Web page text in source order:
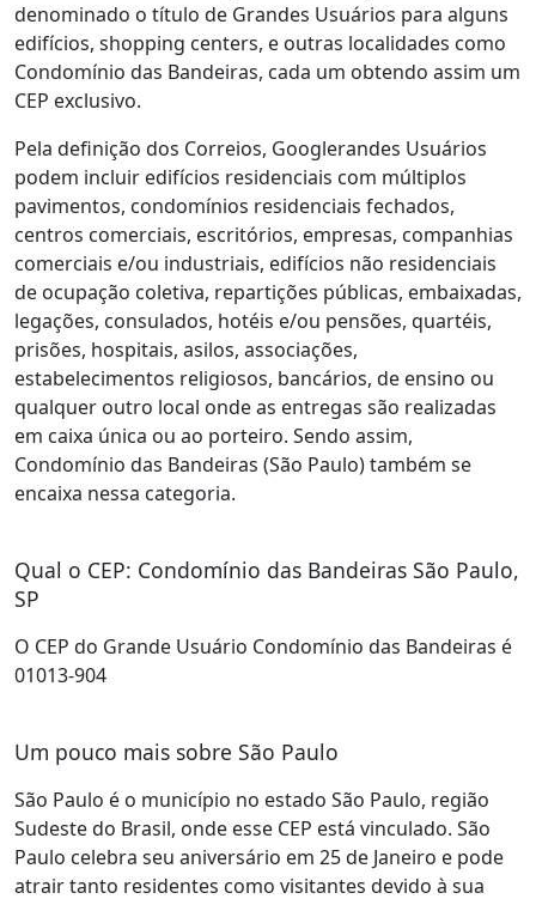
denominado o título de Grandes Usuários para alguns
edifícios, shopping centers, e outras localidades como
Condomínio das Bandeiras, cada um obtendo assim um
CEP exclusivo.
Pela definição dos Correios, Googlerandes Usuários
podem incluir edifícios residenciais com múltiplos
pavimentos, condomínios residenciais fechados,
centros comerciais, escritórios, empresas, companhias
comerciais e/ou industriais, edifícios não residenciais
de ocupação coletiva, repartições públicas, embaixadas,
legações, consulados, hotéis e/ou pensões, quartéis,
prisões, hospitais, asilos, associações,
estabelecimentos religiosos, bancários, de ensino ou
qualquer outro local onde as entregas são realizadas
em caixa única ou ao porteiro. Sendo assim,
Condomínio das Bandeiras (São Paulo) também se
encaixa nessa categoria.
Qual o CEP: Condomínio das Bandeiras São Paulo,
SP
O CEP do Grande Usuário Condomínio das Bandeiras é
01013-904
Um pouco mais sobre São Paulo
São Paulo é o município no estado São Paulo, região
Sudeste do Brasil, onde esse CEP está vinculado. São
Paulo celebra seu aniversário em 25 de Janeiro e pode
atrair tanto residentes como visitantes devido à sua